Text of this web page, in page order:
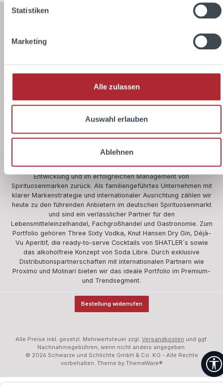
Statistiken
Marketing
Alle zulassen
Auswahl erlauben
Ablehnen
Service-Hotline
Informationen
Versandarten
Standard
Sicher Einkaufen
Wir blicken auf über 360 Jahre Erfahrung in der Herstellung,
Entwicklung und im erfolgreichen Management von
Spirituosenmarken zurück. Als familiengeführtes Unternehmen mit
klarer Markenstrategie und internationaler Ausrichtung zählen wir
heute zu den führenden Anbietern im deutschen Spirituosenmarkt
und sind ein verlässlicher Partner für den
Lebensmitteleinzelhandel, Fachgroßhandel und Gastronomie. Zum
Portfolio gehören Three Sixty Vodka, Knut Hansen Dry Gin, Déjà-
Vu Aperitif, die ready-to-serve Cocktails von SHATLER´s sowie
das alkoholfreie Konzept von Soda Libre. Durch exklusive
Distributionspartnerschaften mit internationalen Partnern wie
Proximo und Molinari bieten wir das ideale Portfolio im Premium-
und Trendsegment.
Bestellung widerrufen
Alle Preise inkl. gesetzl. Mehrwertsteuer zzgl. Versandkosten und ggf.
Nachnahmegebühren, wenn nicht anders angegeben.
© 2026 Schwarze und Schlichte GmbH & Co. KG - Alle Rechte
vorbehalten. Theme by ThemeWare®